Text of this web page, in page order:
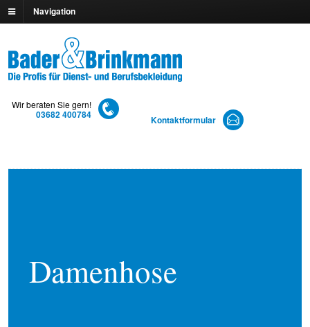
Navigation
Wir beraten Sie gern!
03682 400784 Kontaktformular
Damenhose